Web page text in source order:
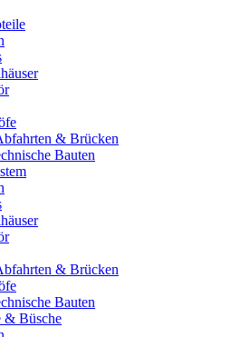
& Brücken
Bauten
& Brücken
Bauten
& Büsche